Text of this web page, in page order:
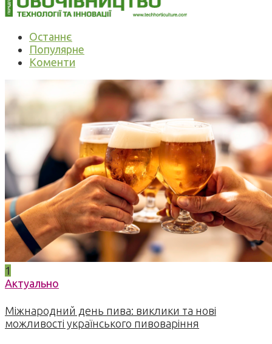
Останнє
Популярне
Коменти
1
Актуально
Міжнародний день пива: виклики та нові
можливості українського пивоваріння